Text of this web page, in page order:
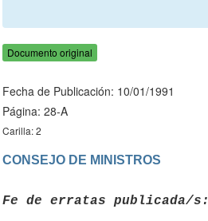
Documento original
Fecha de Publicación: 10/01/1991
Página: 28-A
Carilla: 2
CONSEJO DE MINISTROS
Fe de erratas publicada/s: